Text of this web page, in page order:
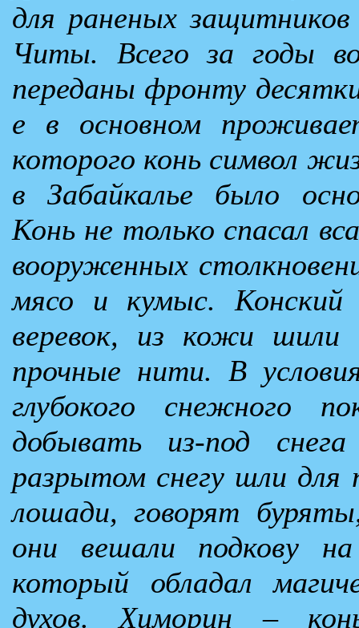
для раненых
Читы. Всего за годы
переданы фронту
е в основном
которого конь символ
в Забайкалье было
Конь не только спасал
вооруженных
мясо и кумыс. Конский
веревок, из кожи шили
прочные нити. В
глубокого снежного
добывать из-под
разрытом снегу шли для
лошади, говорят
они вешали подкову
который обладал
духов. Химорин –